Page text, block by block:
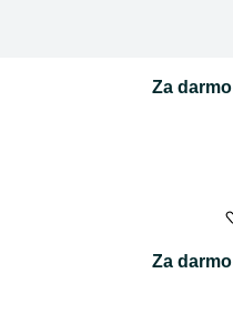
Za darmo
Za darmo